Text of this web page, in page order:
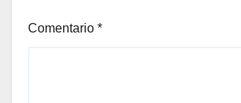
Comentario *